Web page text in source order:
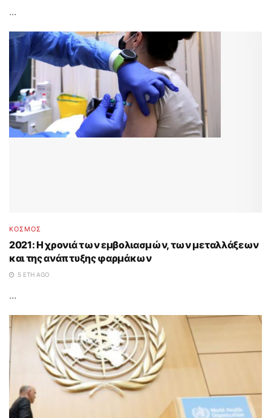
...
ΚΟΣΜΟΣ
2021: H χρονιά των εμβολιασμών, των μεταλλάξεων
και της ανάπτυξης φαρμάκων
5 ΈΤΗ AGO
...